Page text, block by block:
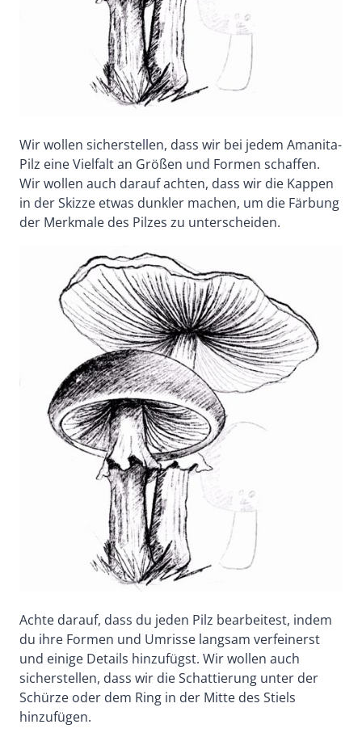
Wir wollen sicherstellen, dass wir bei jedem Amanita-
Pilz eine Vielfalt an Größen und Formen schaffen.
Wir wollen auch darauf achten, dass wir die Kappen
in der Skizze etwas dunkler machen, um die Färbung
der Merkmale des Pilzes zu unterscheiden.
Achte darauf, dass du jeden Pilz bearbeitest, indem
du ihre Formen und Umrisse langsam verfeinerst
und einige Details hinzufügst. Wir wollen auch
sicherstellen, dass wir die Schattierung unter der
Schürze oder dem Ring in der Mitte des Stiels
hinzufügen.